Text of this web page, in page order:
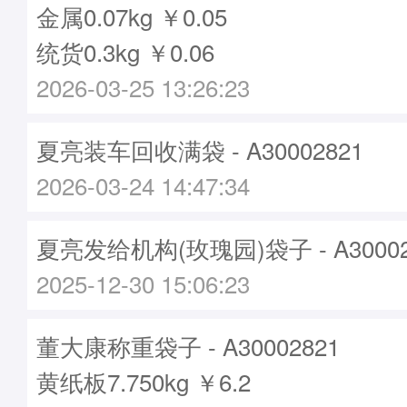
金属0.07kg ￥0.05
统货0.3kg ￥0.06
2026-03-25 13:26:23
夏亮装车回收满袋 - A30002821
2026-03-24 14:47:34
夏亮发给机构(玫瑰园)袋子 -
2025-12-30 15:06:23
董大康称重袋子 - A30002821
黄纸板7.750kg ￥6.2